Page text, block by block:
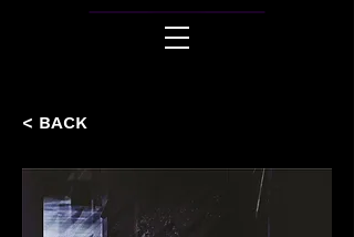
< BACK